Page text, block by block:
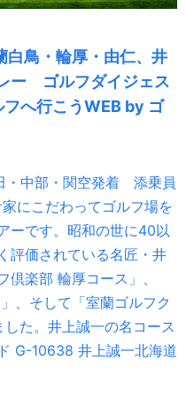
白鳥・輪厚・由仁、井
ー ゴルフダイジェス
フへ行こうWEB by ゴ
中部・関空発着 添乗員
にこだわってゴルフ場を
ーです。昭和の世に40以
評価されている名匠・井
倶楽部 輪厚コース」、
、そして「室蘭ゴルフク
た。井上誠一の名コース
G-10638 井上誠一北海道